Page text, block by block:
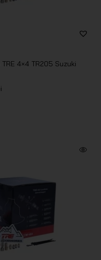
4×4 TR205 Suzuki